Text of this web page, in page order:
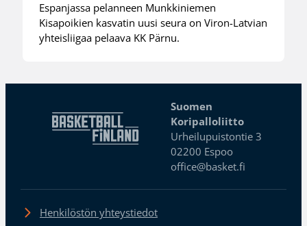
Espanjassa pelanneen Munkkiniemen
Kisapoikien kasvatin uusi seura on Viron-Latvian
yhteisliigaa pelaava KK Pärnu.
Suomen
Koripalloliitto
Urheilupuistontie 3
02200 Espoo
office@basket.fi
Henkilöstön yhteystiedot